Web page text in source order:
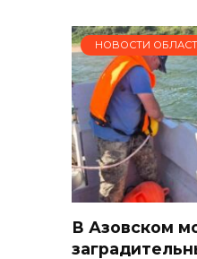
НОВОСТИ
В Азовском